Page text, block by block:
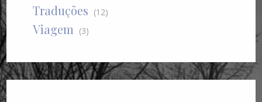
Traduções (12)
Viagem (3)